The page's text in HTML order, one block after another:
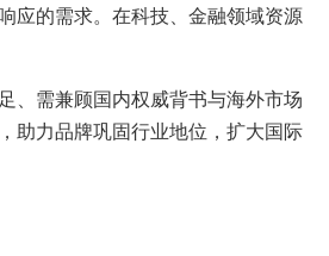
应的需求。在科技、金融领域资源
、需兼顾国内权威背书与海外市场
助力品牌巩固行业地位，扩大国际